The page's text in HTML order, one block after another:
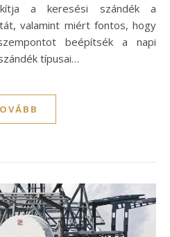
a keresési szándék a
valamint miért fontos, hogy
beépítsék a napi
típusai…